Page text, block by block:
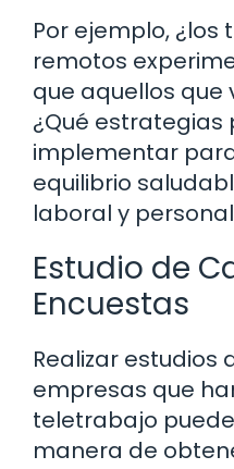
Por ejemplo,
remotos
que aquellos que
¿Qué estrategias
implementar
equilibrio
laboral y
Estudio de
Encuestas
Realizar estudios
empresas que
teletrabajo
manera de